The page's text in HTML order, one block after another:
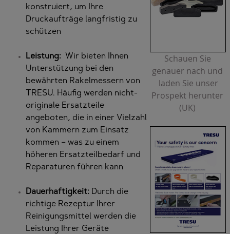
konstruiert, um Ihre
Druckaufträge langfristig zu
schützen
Leistung: Wir bieten Ihnen
Unterstützung bei den
bewährten Rakelmessern von
TRESU. Häufig werden nicht-
originale Ersatzteile
angeboten, die in einer Vielzahl
von Kammern zum Einsatz
kommen – was zu einem
höheren Ersatzteilbedarf und
Reparaturen führen kann
Dauerhaftigkeit: Durch die
richtige Rezeptur Ihrer
Reinigungsmittel werden die
Leistung Ihrer Geräte
Schauen Sie
genauer nach und
laden Sie unser
Prospekt herunter
(UK)